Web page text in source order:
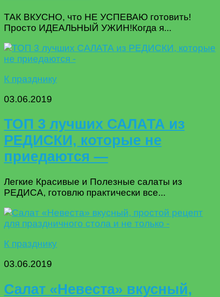
ТАК ВКУСНО, что НЕ УСПЕВАЮ готовить!
Просто ИДЕАЛЬНЫЙ УЖИН!Когда я...
К празднику
03.06.2019
ТОП 3 лучших САЛАТА из
РЕДИСКИ, которые не
приедаются —
Легкие Красивые и Полезные салаты из
РЕДИСА, готовлю практически все...
К празднику
03.06.2019
Салат «Невеста» вкусный,